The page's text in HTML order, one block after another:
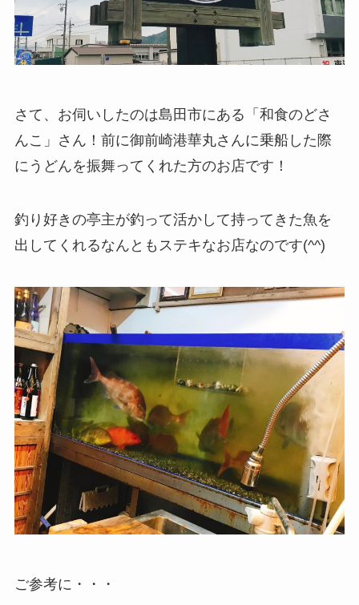
さて、お伺いしたのは島田市にある「和食のどさ
んこ」さん！前に御前崎港華丸さんに乗船した際
にうどんを振舞ってくれた方のお店です！
釣り好きの亭主が釣って活かして持ってきた魚を
出してくれるなんともステキなお店なのです(^^)
ご参考に・・・